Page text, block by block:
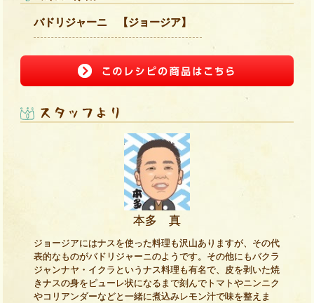
バドリジャーニ 【ジョージア】
本多 真
ジョージアにはナスを使った料理も沢山ありますが、その代
表的なものがバドリジャーニのようです。その他にもバクラ
ジャンナヤ・イクラというナス料理も有名で、皮を剥いた焼
きナスの身をピューレ状になるまで刻んでトマトやニンニク
やコリアンダーなどと一緒に煮込みレモン汁で味を整えま